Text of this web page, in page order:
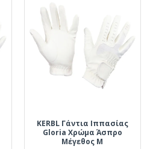
KERBL Γάντια Ιππασίας
Gloria Χρώμα Άσπρο
Μέγεθος M